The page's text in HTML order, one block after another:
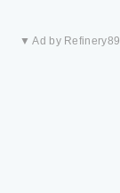
▼ Ad by Refinery89